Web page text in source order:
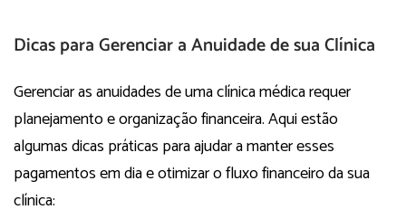
Dicas para Gerenciar a Anuidade de sua Clínica
Gerenciar as anuidades de uma clínica médica requer
planejamento e organização financeira. Aqui estão
algumas dicas práticas para ajudar a manter esses
pagamentos em dia e otimizar o fluxo financeiro da sua
clínica: